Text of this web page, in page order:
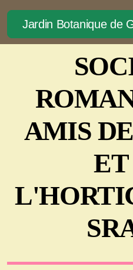
Jardin Botanique de
AMIS
ET